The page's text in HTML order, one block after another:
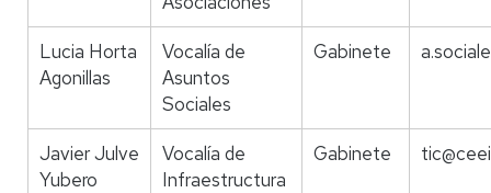
Lucia Horta
Agonillas
Vocalía de
Asuntos
Sociales
Gabinete
Javier Julve
Yubero
Vocalía de
Infraestructura
Gabinete